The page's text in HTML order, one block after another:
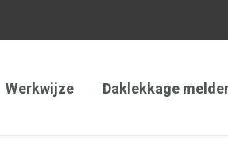
Werkwijze Daklekkage